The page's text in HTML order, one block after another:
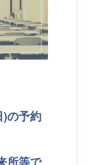
)の予約
所等で